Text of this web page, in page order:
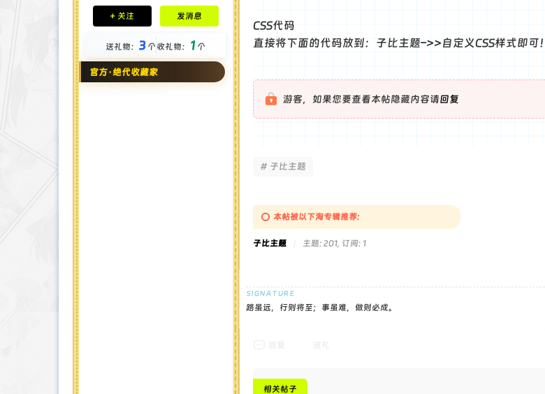
积分成就
钻石 : 185 颗
金币 : 4 枚
在线时间 : 1951 小时
注册时间 : 2024-11-22
最后登录 : 2026-8-4
+ 关注 发消息
送礼物： 3个收礼物： 1 个
官方·绝代收藏家
CSS代码
直接将下面的代码放到：子比主题–>>自定义CSS样式即可！
游客，如果您要查看本帖隐藏内容请回复
# 子比主题
本帖被以下淘专辑推荐:
子比主题 主题: 201, 订阅: 1
路虽远，行则将至；事虽难，做则必成。
相关帖子